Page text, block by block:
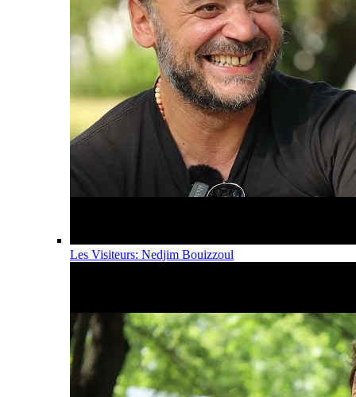
Les Visiteurs: Nedjim Bouizzoul